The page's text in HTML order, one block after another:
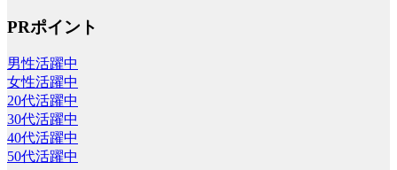
PRポイント
男性活躍中
女性活躍中
20代活躍中
30代活躍中
40代活躍中
50代活躍中